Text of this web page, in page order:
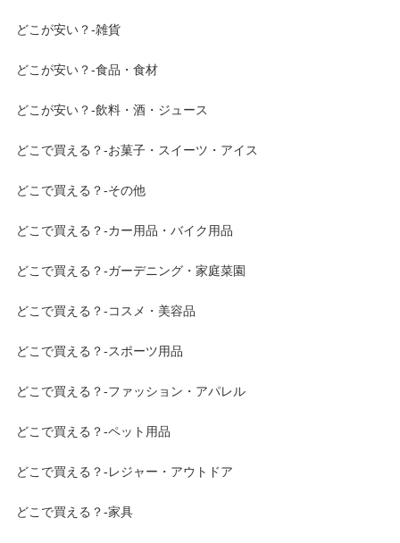
どこが安い？-雑貨
どこが安い？-食品・食材
どこが安い？-飲料・酒・ジュース
どこで買える？-お菓子・スイーツ・アイス
どこで買える？-その他
どこで買える？-カー用品・バイク用品
どこで買える？-ガーデニング・家庭菜園
どこで買える？-コスメ・美容品
どこで買える？-スポーツ用品
どこで買える？-ファッション・アパレル
どこで買える？-ペット用品
どこで買える？-レジャー・アウトドア
どこで買える？-家具